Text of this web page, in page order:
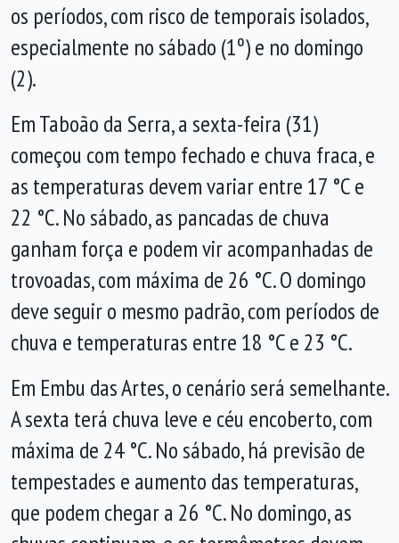
os períodos, com risco de temporais isolados,
especialmente no sábado (1º) e no domingo
(2).
Em Taboão da Serra, a sexta-feira (31)
começou com tempo fechado e chuva fraca, e
as temperaturas devem variar entre 17 °C e
22 °C. No sábado, as pancadas de chuva
ganham força e podem vir acompanhadas de
trovoadas, com máxima de 26 °C. O domingo
deve seguir o mesmo padrão, com períodos de
chuva e temperaturas entre 18 °C e 23 °C.
Em Embu das Artes, o cenário será semelhante.
A sexta terá chuva leve e céu encoberto, com
máxima de 24 °C. No sábado, há previsão de
tempestades e aumento das temperaturas,
que podem chegar a 26 °C. No domingo, as